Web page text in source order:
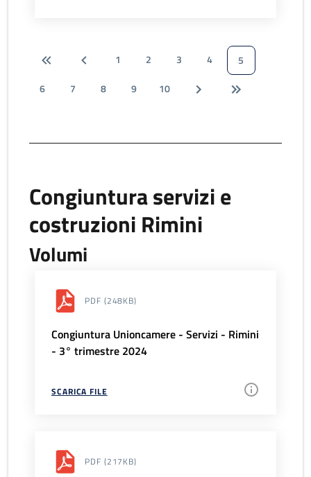
1 2 3 4
5
6
7 8 9 10
Congiuntura servizi e
costruzioni Rimini
Volumi
PDF (248KB)
Congiuntura Unioncamere - Servizi - Rimini
- 3° trimestre 2024
SCARICA FILE
PDF (217KB)